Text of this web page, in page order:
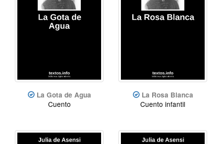
La Gota de Agua
Cuento
La Rosa Blanca
Cuento infantil